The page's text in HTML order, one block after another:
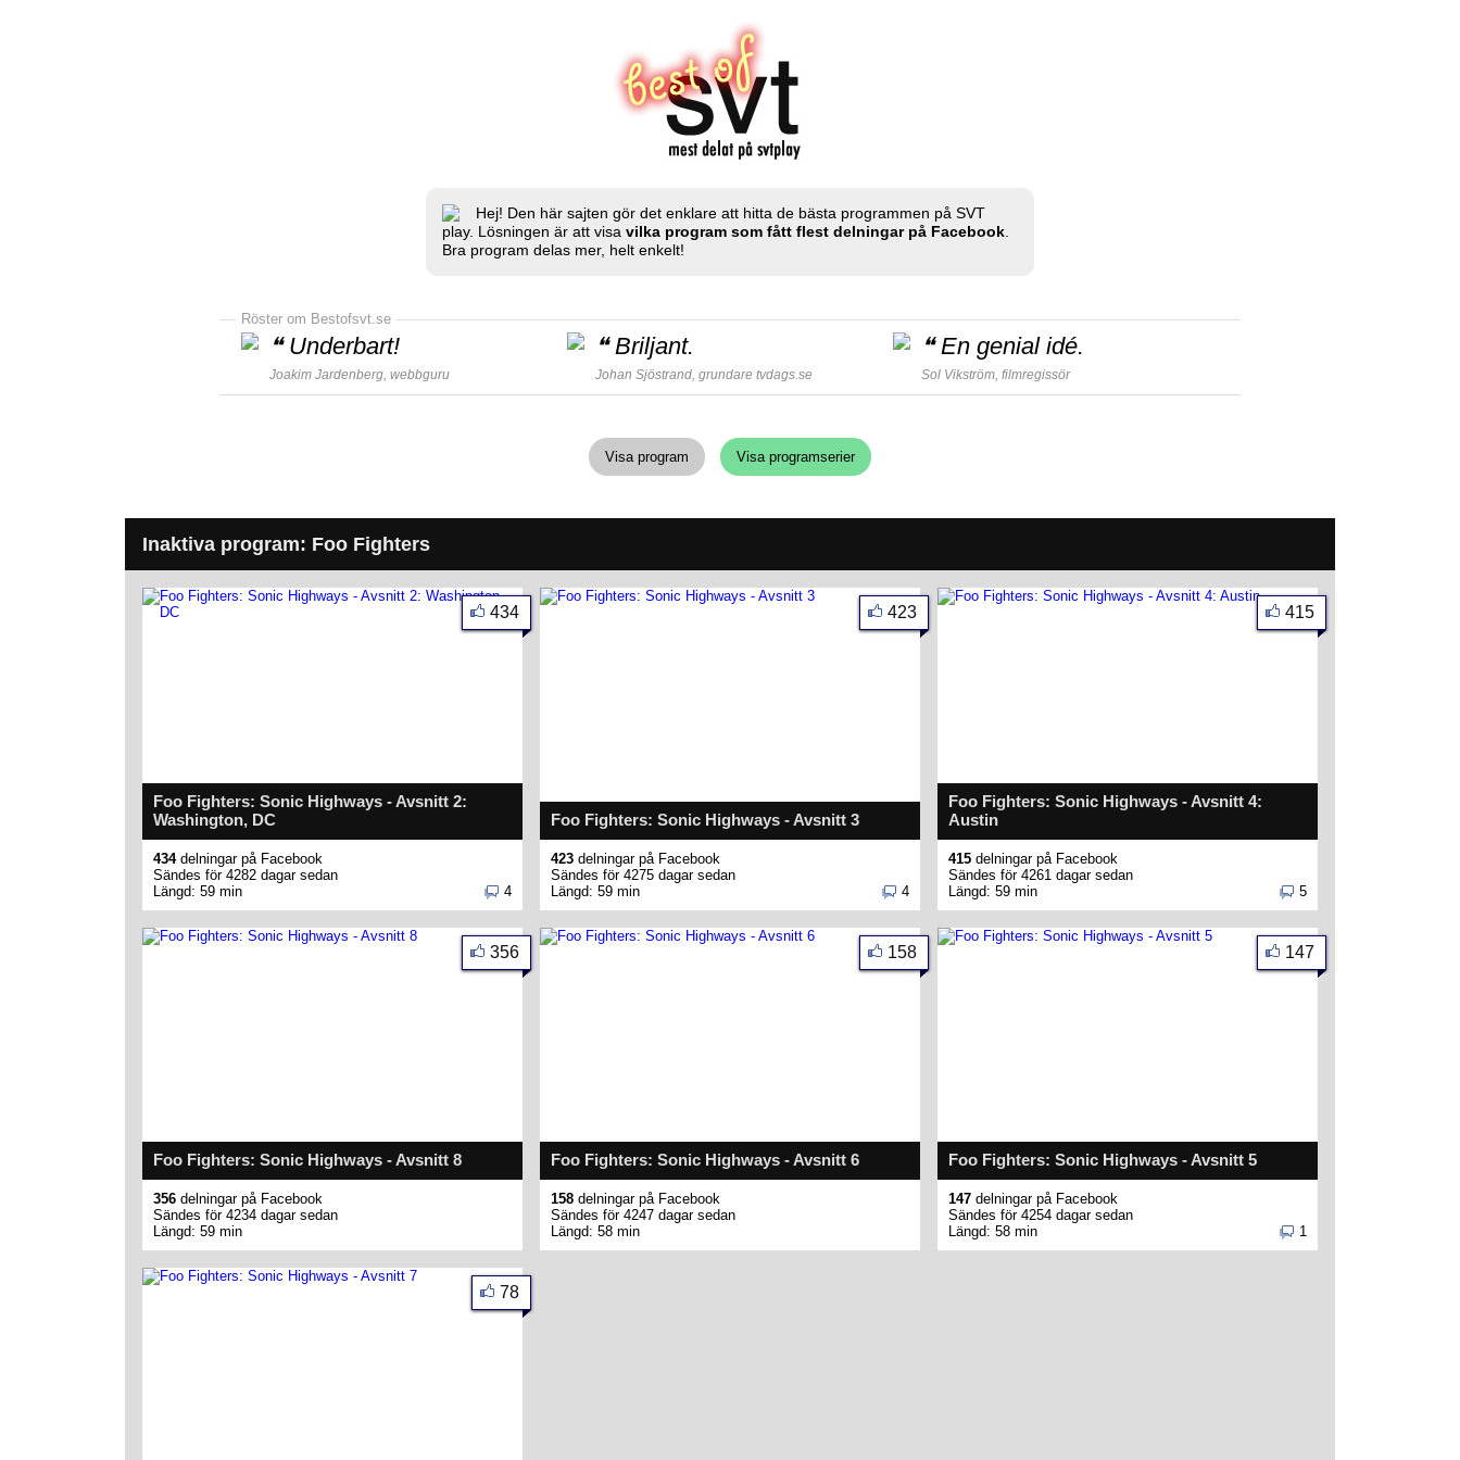
Hej! Den här sajten gör det enklare att hitta de bästa programmen på SVT
play. Lösningen är att visa vilka program som fått flest delningar på Facebook
Bra program delas mer, helt enkelt!
Röster om Bestofsvt.se
❝ Underbart!
Joakim Jardenberg, webbguru
❝Briljant.
Johan Sjöstrand, grundare tvdags.se
❝En genial idé.
Sol Vikström, filmregissör
Visa program Visa programserier
Inaktiva program: Foo Fighters
Foo Fighters: Sonic Highways - Avsnitt 2:
Washington, DC
434
434delningar på Facebook
Sändes för 4282 dagar sedan
Längd: 59 min
4
Foo Fighters: Sonic Highways - Avsnitt 3
423
423 delningar på Facebook
Sändes för 4275 dagar sedan
Längd: 59 min
4
Foo Fighters: Sonic Highways - Avsnitt 4:
Austin
415
415 delningar på Facebook
Sändes för 4261 dagar sedan
Längd: 59 min
5
Foo Fighters: Sonic Highways - Avsnitt 8
356
356 delningar på Facebook
Sändes för 4234 dagar sedan
Längd: 59 min
Foo Fighters: Sonic Highways - Avsnitt 6
158
158 delningar på Facebook
Sändes för 4247 dagar sedan
Längd: 58 min
Foo Fighters: Sonic Highways - Avsnitt 5
147
147 delningar på Facebook
Sändes för 4254 dagar sedan
Längd: 58 min
1
78